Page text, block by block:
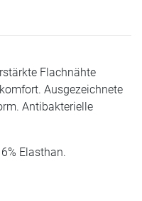
Flachnähte
Ausgezeichnete
Antibakterielle
Elasthan.